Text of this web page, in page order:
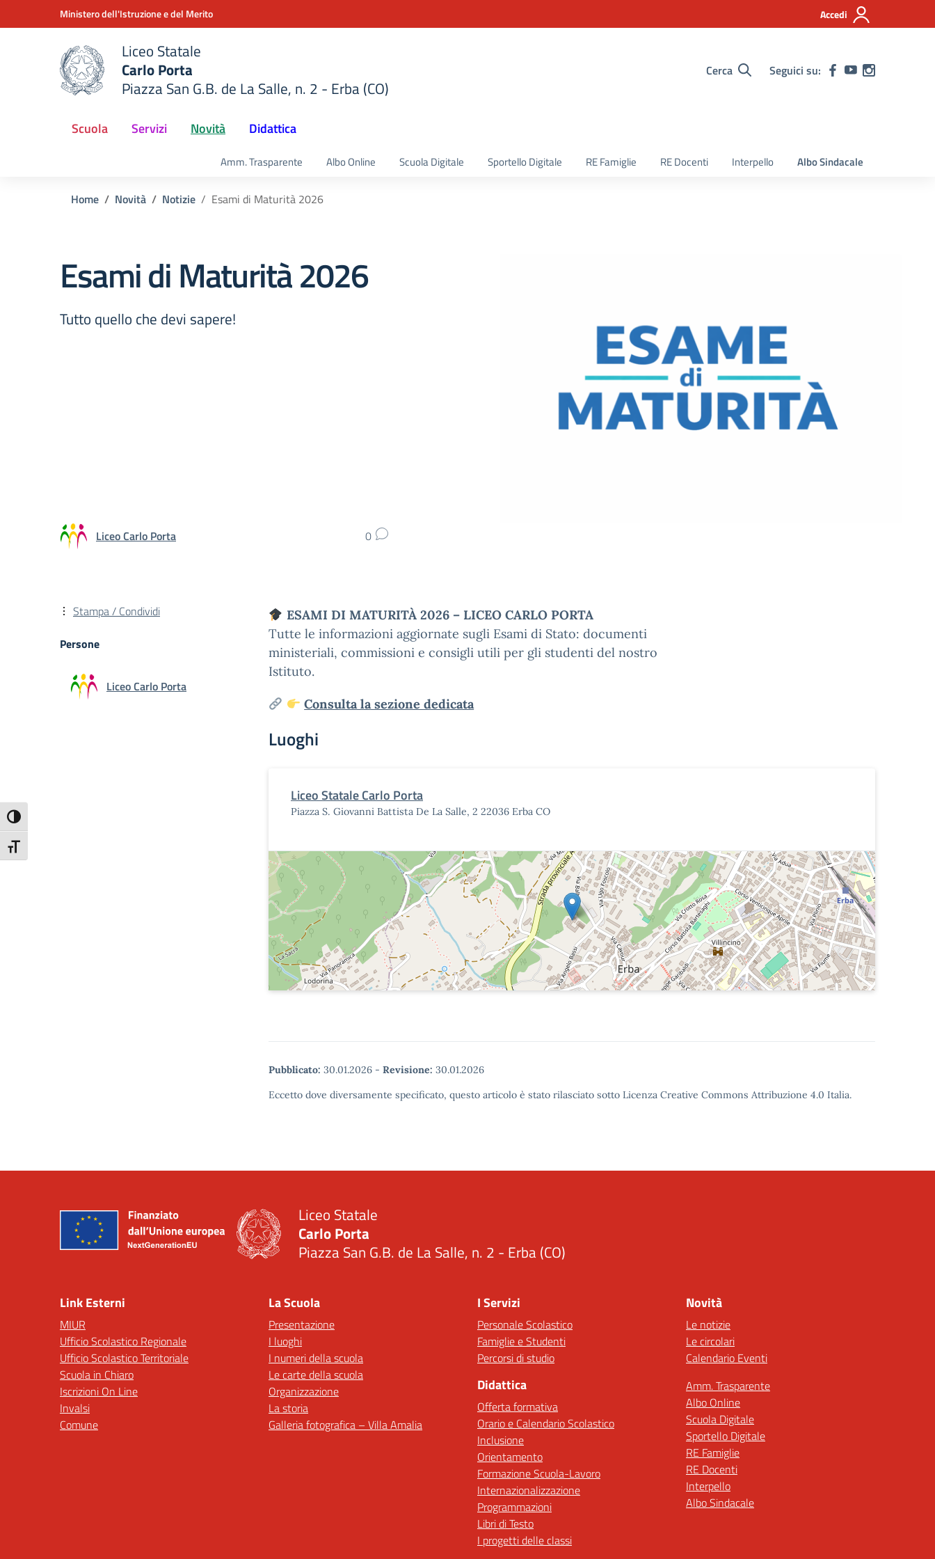
Attiva/disattiva alto contrasto
Attiva/disattiva dimensione testo
Vai ai contenuti
Vai al menu di navigazioneMinistero dell'Istruzione e del Merito Accedi
scuola
Liceo Statale
Carlo Porta
Piazza San G.B. de La Salle, n. 2 - Erba (CO)
Cerca Seguici su:
Scuola Servizi Novità Didattica
Amm. Trasparente Albo Online Scuola Digitale Sportello Digitale RE Famiglie RE Docenti Interpello Albo Sindacale
Home Novità Notizie Esami di Maturità 2026
Esami di Maturità 2026
Tutto quello che devi sapere!
Liceo Carlo Porta 0
ESAMI DI MATURITÀ 2026 – LICEO CARLO PORTA
Tutte le informazioni aggiornate sugli Esami di Stato: documenti
ministeriali, commissioni e consigli utili per gli studenti del nostro
Istituto.
Consulta la sezione dedicata
Luoghi
Liceo Statale Carlo Porta
Piazza S. Giovanni Battista De La Salle, 2 22036 Erba CO
Pubblicato: 30.01.2026 - Revisione: 30.01.2026
Eccetto dove diversamente specificato, questo articolo è stato rilasciato sotto Licenza Creative Commons Attribuzione 4.0 Italia.
Stampa / Condividi
Persone
Liceo Carlo Porta
Liceo Statale
Carlo Porta
Piazza San G.B. de La Salle, n. 2 - Erba (CO)
Link Esterni
MIUR
Ufficio Scolastico Regionale
Ufficio Scolastico Territoriale
Scuola in Chiaro
Iscrizioni On Line
Invalsi
Comune
La Scuola
Presentazione
I luoghi
I numeri della scuola
Le carte della scuola
Organizzazione
La storia
Galleria fotografica – Villa Amalia
I Servizi
Personale Scolastico
Famiglie e Studenti
Percorsi di studio
Didattica
Offerta formativa
Orario e Calendario Scolastico
Inclusione
Orientamento
Formazione Scuola-Lavoro
Internazionalizzazione
Programmazioni
Libri di Testo
I progetti delle classi
Novità
Le notizie
Le circolari
Calendario Eventi
Amm. Trasparente
Albo Online
Scuola Digitale
Sportello Digitale
RE Famiglie
RE Docenti
Interpello
Albo Sindacale